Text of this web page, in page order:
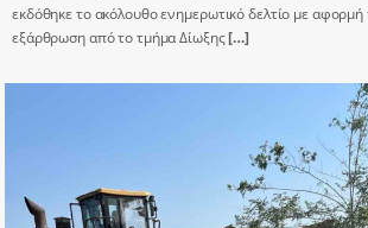
εκδόθηκε το ακόλουθο ενημερωτικό δελτίο με αφορμή
εξάρθρωση από το τμήμα Δίωξης[…]